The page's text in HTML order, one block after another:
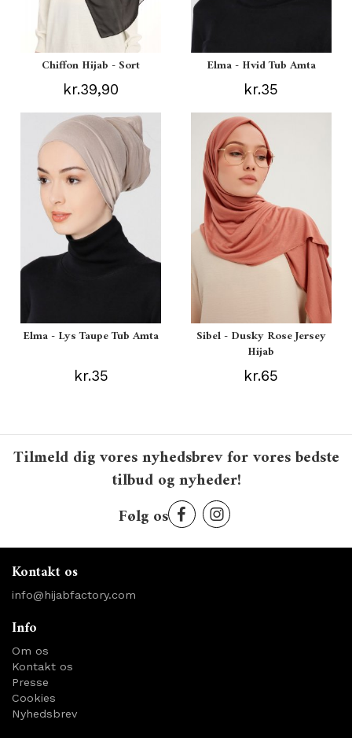
Chiffon Hijab - Sort
kr.39,90
Elma - Hvid Tub Amta
kr.35
Elma - Lys Taupe Tub Amta
kr.35
Sibel - Dusky Rose Jersey
Hijab
kr.65
Tilmeld dig vores nyhedsbrev for vores bedste
tilbud og nyheder!
Følg os
Kontakt os
info@hijabfactory.com
Info
Om os
Kontakt os
Presse
Cookies
Nyhedsbrev